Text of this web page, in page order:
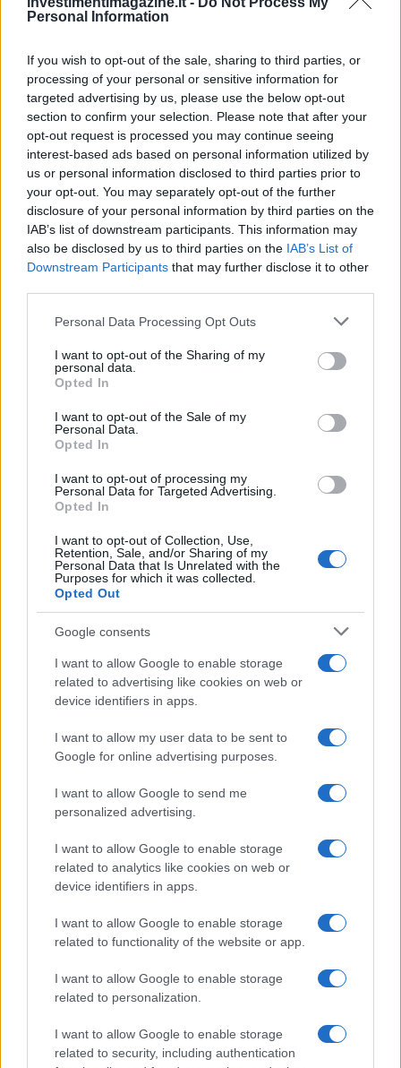
Personal Information
If you wish to opt-out of the sale, sharing to third parties, or
processing of your personal or sensitive information for
targeted advertising by us, please use the below opt-out
section to confirm your selection. Please note that after your
opt-out request is processed you may continue seeing
interest-based ads based on personal information utilized by
us or personal information disclosed to third parties prior to
your opt-out. You may separately opt-out of the further
disclosure of your personal information by third parties on the
IAB’s list of downstream participants. This information may
also be disclosed by us to third parties on the IAB’s List of
Downstream Participants that may further disclose it to other
Please note that this website/app uses one or more Google
not limited to your visit or usage behaviour. You may click to
grant or deny consent to Google and its third-party tags to
use your data for below specified purposes in below Google
consent section.
Personal Data Processing Opt Outs
I want to opt-out of the Sharing of my
personal data.
Opted In
I want to opt-out of the Sale of my
Personal Data.
Opted In
I want to opt-out of processing my
Personal Data for Targeted Advertising.
Opted In
I want to opt-out of Collection, Use,
Retention, Sale, and/or Sharing of my
Personal Data that Is Unrelated with the
Purposes for which it was collected.
Opted Out
Google consents
I want to allow Google to enable storage
related to advertising like cookies on web or
device identifiers in apps.
I want to allow my user data to be sent to
Google for online advertising purposes.
I want to allow Google to send me
personalized advertising.
I want to allow Google to enable storage
related to analytics like cookies on web or
device identifiers in apps.
I want to allow Google to enable storage
related to functionality of the website or app.
I want to allow Google to enable storage
related to personalization.
I want to allow Google to enable storage
related to security, including authentication
materie prime
Andrea Innocenti · 6 Ago 2026
NEWS
Petrolio in calo: Brent a 91,82$, ribassi a due cifre per greggio
NEWS
La macchina usata più affidabile: un investimento che esige
Redazione · 5 Ago 2026
QUOTAZIONI CRYPTO